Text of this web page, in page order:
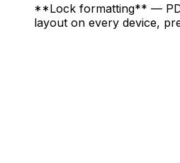
**Lock formatting** —
layout on every device,